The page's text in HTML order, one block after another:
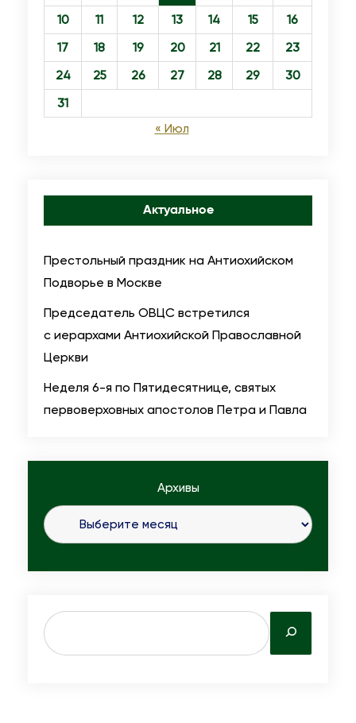
10
11 12 13 14 15
16
17
18 19 20 21 22
23
24
25 26 27 28 29
30
31
« Июл
Актуальное
Престольный праздник на Антиохийском
Подворье в Москве
Председатель ОВЦС встретился
с иерархами Антиохийской Православной
Церкви
Неделя 6-я по Пятидесятнице, святых
первоверховных апостолов Петра и Павла
Архивы
S
e